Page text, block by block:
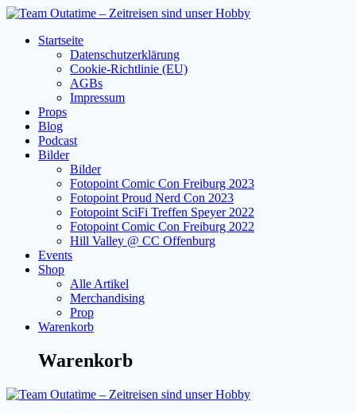
Zum
springenStartseite
Datenschutzerklärung
Cookie-Richtlinie (EU)
AGBs
Impressum
Props
Blog
Podcast
Bilder
Bilder
Fotopoint Comic Con Freiburg 2023
Fotopoint Proud Nerd Con 2023
Fotopoint SciFi Treffen Speyer 2022
Fotopoint Comic Con Freiburg 2022
Hill Valley @ CC Offenburg
Events
Shop
Alle Artikel
Merchandising
Prop
Warenkorb
Warenkorb